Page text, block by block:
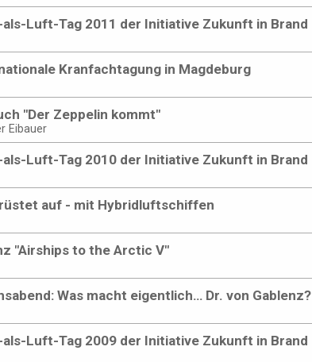
Luft-Tag 2011 der Initiative Zukunft in Brand
Kranfachtagung in Magdeburg
"Der Zeppelin kommt"
Eibauer
Luft-Tag 2010 der Initiative Zukunft in Brand
auf - mit Hybridluftschiffen
"Airships to the Arctic V"
Was macht eigentlich… Dr. von Gablenz?
Luft-Tag 2009 der Initiative Zukunft in Brand